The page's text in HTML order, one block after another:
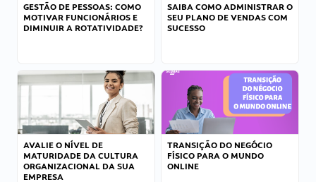
GESTÃO DE PESSOAS: COMO
MOTIVAR FUNCIONÁRIOS E
DIMINUIR A ROTATIVIDADE?
SAIBA COMO ADMINISTRAR O
SEU PLANO DE VENDAS COM
SUCESSO
AVALIE O NÍVEL DE
MATURIDADE DA CULTURA
ORGANIZACIONAL DA SUA
EMPRESA
TRANSIÇÃO DO NEGÓCIO
FÍSICO PARA O MUNDO
ONLINE